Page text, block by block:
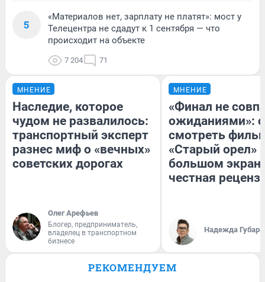
5
«Материалов нет, зарплату не платят»: мост у
Телецентра не сдадут к 1 сентября — что
происходит на объекте
7 204 71
МНЕНИЕ
Наследие, которое
чудом не развалилось:
транспортный эксперт
разнес миф о «вечных»
советских дорогах
Олег Арефьев
Блогер, предприниматель,
владелец в транспортном
бизнесе
МНЕНИЕ
«Финал не
ожиданиями»:
смотреть
«Старый орел»
большом
честная
Надежда Губарь
РЕКОМЕНДУЕМ